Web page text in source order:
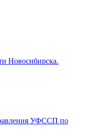
Новосибирска.
УФССП по